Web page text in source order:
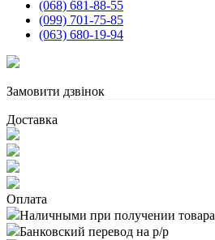
(068) 681-88-55
(099) 701-75-85
(063) 680-19-94
Замовити дзвінок
Доставка
Оплата
Наличными при получении товара
Банковский перевод на р/р